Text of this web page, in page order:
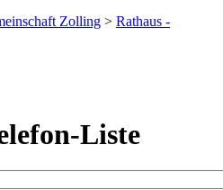
Zolling > Rathaus -
Liste